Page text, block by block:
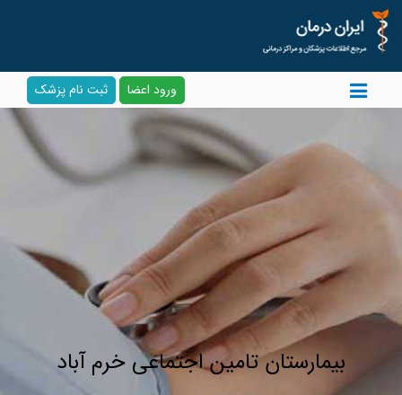
ورود اعضا ثبت نام پزشک
بیمارستان تامین اجتماعی خرم آباد